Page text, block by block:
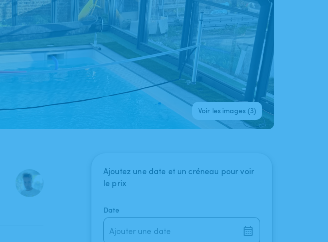
Voir les images (3)
Ajoutez une date et un créneau pour voir
le prix
Date
Ajouter une date